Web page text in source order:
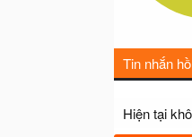
Tin nhắn
Hiện tại